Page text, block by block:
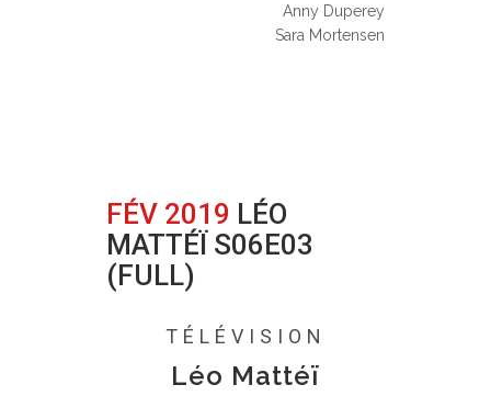
Anny Duperey
Sara Mortensen
FÉV 2019 LÉO
MATTÉÏ S06E03
(FULL)
TÉLÉVISION
Léo Mattéï